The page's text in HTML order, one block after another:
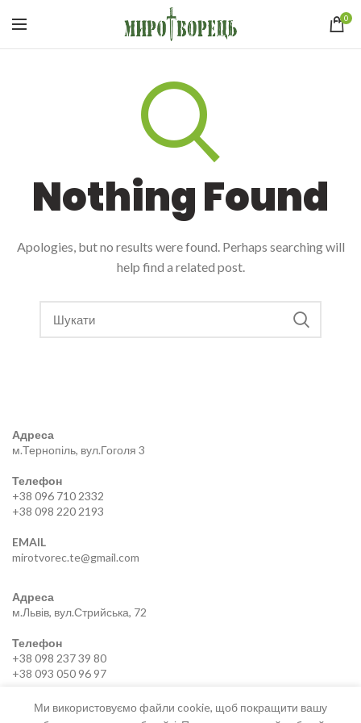
0
Nothing Found
Apologies, but no results were found. Perhaps searching will
help find a related post.
Адреса
м.Тернопіль, вул.Гоголя 3
Телефон
+38 096 710 2332
+38 098 220 2193
EMAIL
mirotvorec.te@gmail.com
Адреса
м.Львів, вул.Стрийська, 72
Телефон
+38 098 237 39 80
+38 093 050 96 97
EMAIL
mirotvorec.lviv@gmail.com
Ми використовуємо файли cookie, щоб покращити вашу